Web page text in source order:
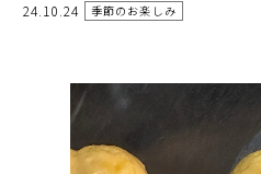
24.10.24 季節のお楽しみ